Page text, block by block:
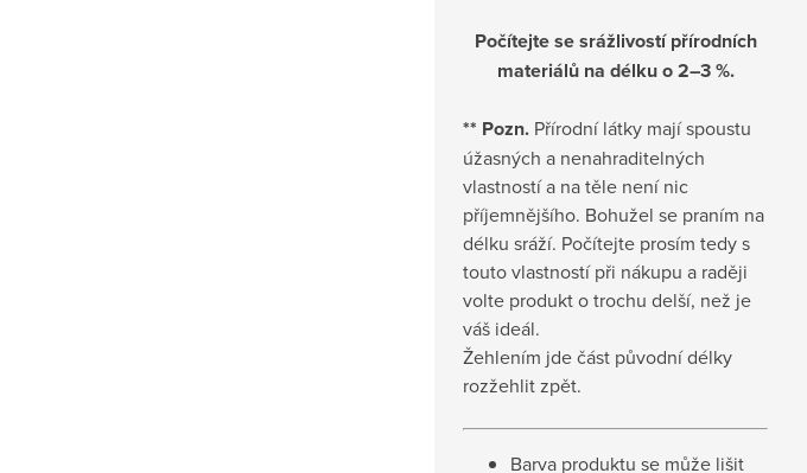
Počítejte se srážlivostí přírodních
materiálů na délku o 2–3 %.
** Pozn. Přírodní látky mají spoustu
úžasných a nenahraditelných
vlastností a na těle není nic
příjemnějšího. Bohužel se praním na
délku sráží. Počítejte prosím tedy s
touto vlastností při nákupu a raději
volte produkt o trochu delší, než je
váš ideál.
Žehlením jde část původní délky
rozžehlit zpět.
Barva produktu se může lišit